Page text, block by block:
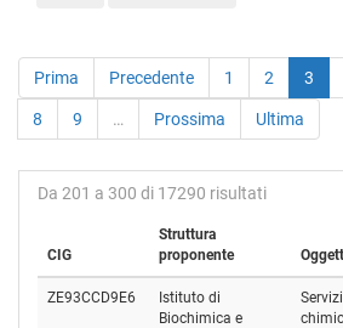
Prima Precedente 1 2 3
8 9 … Prossima Ultima
Da 201 a 300 di 17290 risultati
CIG
Struttura
proponente
ZE93CCD9E6
Istituto di
Biochimica e